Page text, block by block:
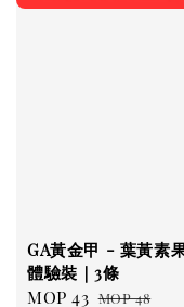
GA黃金甲 - 葉黃素
體驗裝｜3條
Sale
MOP 43 Regular
MOP 48